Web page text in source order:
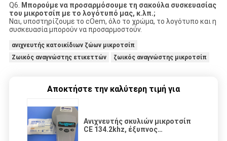
Q6.
Μπορούμε να προσαρμόσουμε τη σακούλα συσκευασίας
του μικροτσίπ με το λογότυπό μας, κ.λπ.;
Ναι, υποστηρίζουμε το cOem, όλο το χρώμα, το λογότυπο και η
συσκευασία μπορούν να προσαρμοστούν.
ανιχνευτής κατοικίδιων ζώων μικροτσίπ
Ζωικός αναγνώστης ετικεττών
ζωικός αναγνώστης μικροτσίπ
Αποκτήστε την καλύτερη τιμή για
Ανιχνευτής σκυλιών μικροτσίπ
CE 134.2khz, έξυπνος